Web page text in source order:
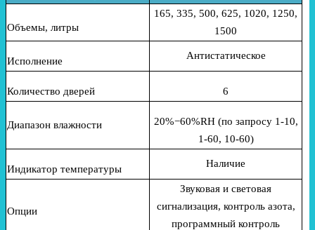
Объемы, литры
165, 335, 500, 625, 1020, 1250,
1500
Исполнение Антистатическое
Количество дверей 6
Диапазон влажности
20%−60%RH (по запросу 1-10,
1-60, 10-60)
Индикатор температуры Наличие
Опции
Звуковая и световая
сигнализация, контроль азота,
программный контроль